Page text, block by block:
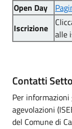
Open Day
Iscrizione alle
Contatti
Per
agevolazioni
del Comune di